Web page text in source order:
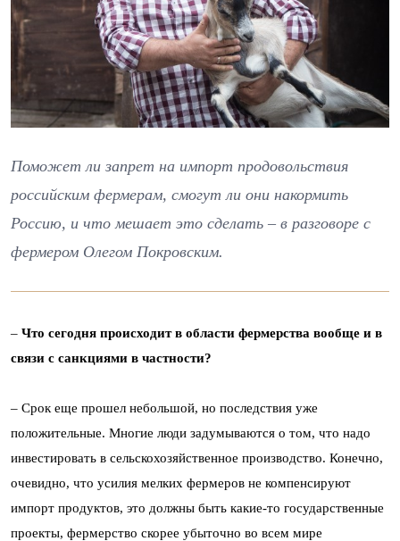
Поможет ли запрет на импорт продовольствия
российским фермерам, смогут ли они накормить
Россию, и что мешает это сделать – в разговоре с
фермером Олегом Покровским.
– Что сегодня происходит в области фермерства вообще и в
связи с санкциями в частности?
– Срок еще прошел небольшой, но последствия уже
положительные. Многие люди задумываются о том, что надо
инвестировать в сельскохозяйственное производство. Конечно,
очевидно, что усилия мелких фермеров не компенсируют
импорт продуктов, это должны быть какие-то государственные
проекты, фермерство скорее убыточно во всем мире